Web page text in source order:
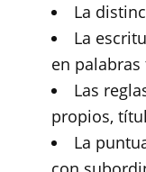
La
La
en palabras
Las
propios,
La